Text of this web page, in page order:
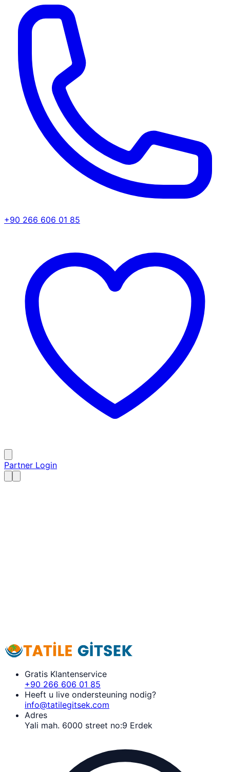
+90 266 606 01 85
Partner Login
Gratis Klantenservice
+90 266 606 01 85
Heeft u live ondersteuning nodig?
info@tatilegitsek.com
Adres
Yali mah. 6000 street no:9 Erdek